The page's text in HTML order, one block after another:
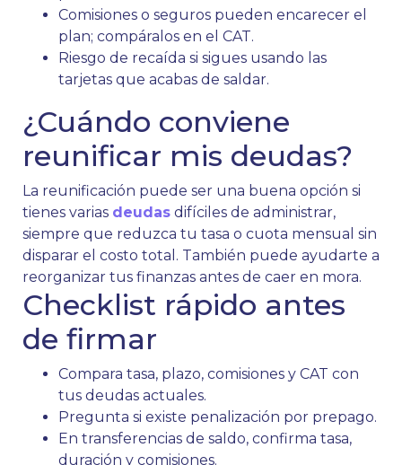
Comisiones o seguros pueden encarecer el
plan; compáralos en el CAT.
Riesgo de recaída si sigues usando las
tarjetas que acabas de saldar.
¿Cuándo conviene
reunificar mis deudas?
La reunificación puede ser una buena opción si
tienes varias deudas difíciles de administrar,
siempre que reduzca tu tasa o cuota mensual sin
disparar el costo total. También puede ayudarte a
reorganizar tus finanzas antes de caer en mora.
Checklist rápido antes
de firmar
Compara tasa, plazo, comisiones y CAT con
tus deudas actuales.
Pregunta si existe penalización por prepago.
En transferencias de saldo, confirma tasa,
duración y comisiones.